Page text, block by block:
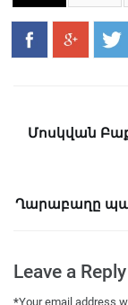
Մոսկվան
Ղարաբաղը
Leave a Reply
Your email address
*